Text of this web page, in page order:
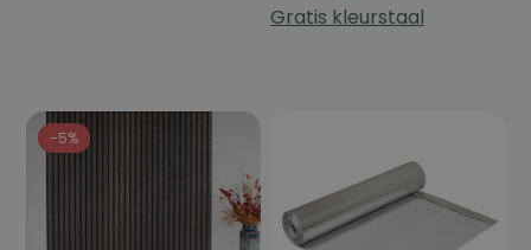
Gratis kleurstaal
-5%